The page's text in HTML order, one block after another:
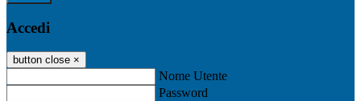
Accedi
button close ×
Nome Utente
Password